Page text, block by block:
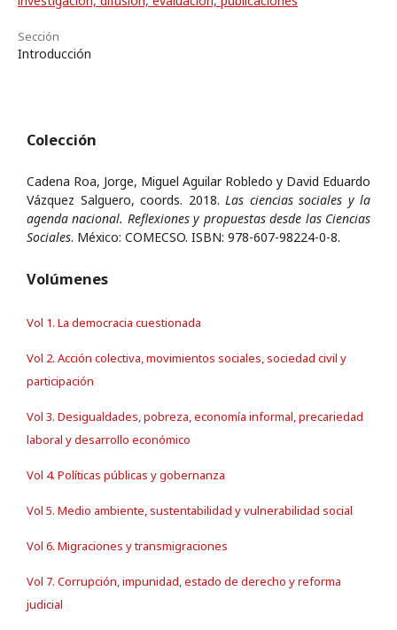
Sección
Introducción
Colección
Cadena Roa, Jorge, Miguel Aguilar Robledo y David Eduardo
Vázquez Salguero, coords. 2018. Las ciencias sociales y la
agenda nacional. Reflexiones y propuestas desde las Ciencias
Sociales. México: COMECSO. ISBN: 978-607-98224-0-8.
Volúmenes
Vol 1. La democracia cuestionada
Vol 2. Acción colectiva, movimientos sociales, sociedad civil y
participación
Vol 3. Desigualdades, pobreza, economía informal, precariedad
laboral y desarrollo económico
Vol 4. Políticas públicas y gobernanza
Vol 5. Medio ambiente, sustentabilidad y vulnerabilidad social
Vol 6. Migraciones y transmigraciones
Vol 7. Corrupción, impunidad, estado de derecho y reforma
judicial